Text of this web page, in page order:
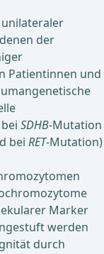
unilateraler
der
Patientinnen und
SDHB-Mutation
bei RET-Mutation)
Marker
werden
durch